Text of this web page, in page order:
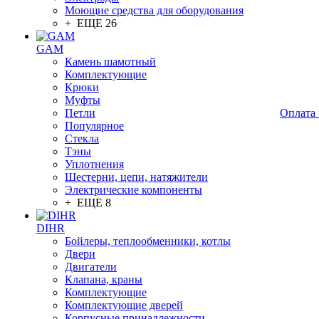
Моющие средства для оборудования
+ ЕЩЕ 26
GAM
Камень шамотный
Комплектующие
Крюки
Муфты
Петли
Популярное
Стекла
Тэны
Уплотнения
Шестерни, цепи, натяжители
Электрические компоненты
+ ЕЩЕ 8
DIHR
Бойлеры, теплообменники, котлы
Двери
Двигатели
Клапана, краны
Комплектующие
Комплектующие дверей
Оплата